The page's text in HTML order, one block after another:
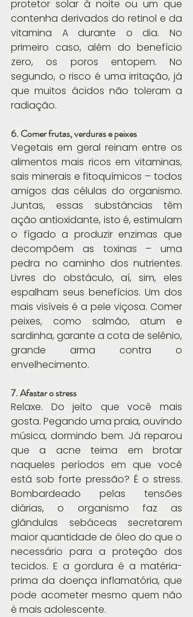
protetor solar à noite ou um que
contenha derivados do retinol e da
vitamina A durante o dia. No
primeiro caso, além do benefício
zero, os poros entopem. No
segundo, o risco é uma irritação, já
que muitos ácidos não toleram a
radiação.
6. Comer frutas, verduras e peixes
Vegetais em geral reinam entre os
alimentos mais ricos em vitaminas,
sais minerais e fitoquímicos – todos
amigos das células do organismo.
Juntas, essas substâncias têm
ação antioxidante, isto é, estimulam
o fígado a produzir enzimas que
decompõem as toxinas – uma
pedra no caminho dos nutrientes.
Livres do obstáculo, aí, sim, eles
espalham seus benefícios. Um dos
mais visíveis é a pele viçosa. Comer
peixes, como salmão, atum e
sardinha, garante a cota de selênio,
grande arma contra o
envelhecimento.
7. Afastar o stress
Relaxe. Do jeito que você mais
gosta. Pegando uma praia, ouvindo
música, dormindo bem. Já reparou
que a acne teima em brotar
naqueles períodos em que você
está sob forte pressão? É o stress.
Bombardeado pelas tensões
diárias, o organismo faz as
glândulas sebáceas secretarem
maior quantidade de óleo do que o
necessário para a proteção dos
tecidos. E a gordura é a matéria-
prima da doença inflamatória, que
pode acometer mesmo quem não
é mais adolescente.